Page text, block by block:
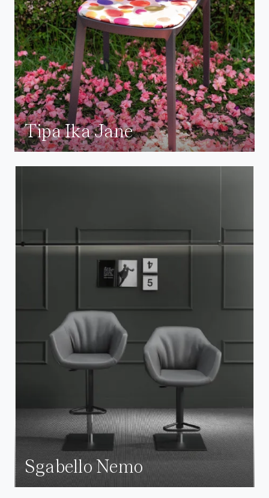
Tipa Ika Jane
Sgabello Nemo